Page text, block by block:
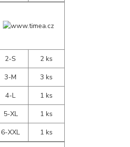
2-S
2 ks
3-M
3 ks
4-L
1 ks
5-XL
1 ks
6-XXL
1 ks